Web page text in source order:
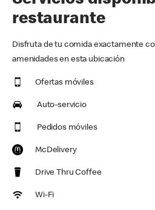
restaurante
Disfruta de tu comida exactamente
amenidades en esta ubicación
Ofertas móviles
Auto-servicio
Pedidos móviles
McDelivery
Drive Thru Coffee
Wi-Fi